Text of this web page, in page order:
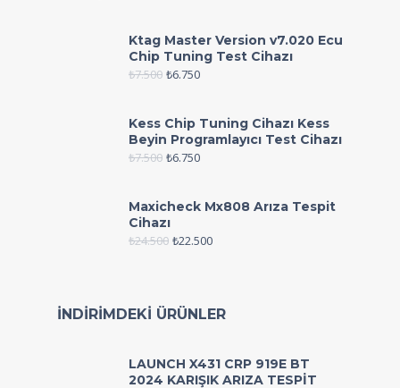
Ktag Master Version v7.020 Ecu
Chip Tuning Test Cihazı
₺7.500 ₺6.750
Kess Chip Tuning Cihazı Kess
Beyin Programlayıcı Test Cihazı
₺7.500 ₺6.750
Maxicheck Mx808 Arıza Tespit
Cihazı
₺24.500 ₺22.500
İNDIRIMDEKI ÜRÜNLER
LAUNCH X431 CRP 919E BT
2024 KARIŞIK ARIZA TESPİT